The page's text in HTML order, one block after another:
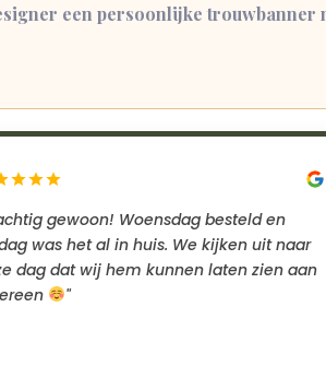
een persoonlijke trouwbanner
gewoon! Woensdag besteld en
was het al in huis. We kijken uit naar
dag dat wij hem kunnen laten zien aan
"